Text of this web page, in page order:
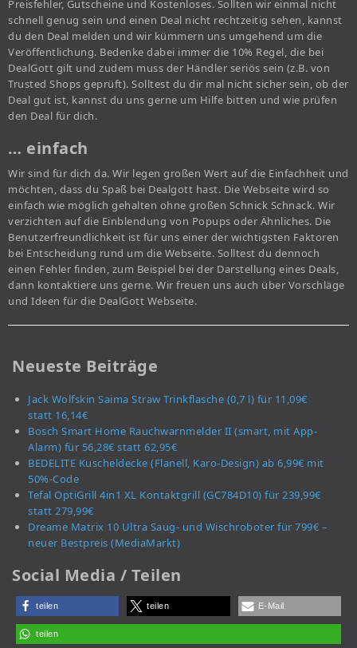
Preisfehler, Gutscheine und Kostenloses. Sollten wir einmal nicht
schnell genug sein und einen Deal nicht rechtzeitig sehen, kannst
du den Deal melden und wir kümmern uns umgehend um die
Veröffentlichung. Bedenke dabei immer die 10% Regel, die bei
DealGott gilt und zudem muss der Händler seriös sein (z.B. von
Trusted Shops geprüft). Solltest du dir mal nicht sicher sein, ob der
Deal gut ist, kannst du uns gerne um Hilfe bitten und wie prüfen
den Deal für dich.
… einfach
Wir sind für dich da. Wir legen großen Wert auf die Einfachheit und
möchten, dass du Spaß bei Dealgott hast. Die Webseite wird so
einfach wie möglich gehalten ohne großen Schnick Schnack. Wir
verzichten auf die Einblendung von Popups oder Ähnliches. Die
Benutzerfreundlichkeit ist für uns einer der wichtigsten Faktoren
bei Entscheidung rund um die Webseite. Solltest du dennoch
einen Fehler finden, zum Beispiel bei der Darstellung eines Deals,
dann kontaktiere uns gerne. Wir freuen uns auch über Vorschläge
und Ideen für die DealGott Webseite.
Neueste Beiträge
Jack Wolfskin Saima Straw Trinkflasche (0,7 l) für 11,09€
statt 16,14€
Bosch Smart Home Rauchwarnmelder II (smart, mit App-
Alarm) für 56,28€ statt 62,95€
BEDELITE Kuscheldecke (Flanell, Karo-Design) ab 6,99€ mit
50%-Code
Tefal OptiGrill 4in1 XL Kontaktgrill (GC784D10) für 239,99€
statt 279,99€
Dreame Matrix 10 Ultra Saug- und Wischroboter für 799€ –
neuer Bestpreis (MediaMarkt)
Social Media / Teilen
teilen teilen E-Mail
teilen